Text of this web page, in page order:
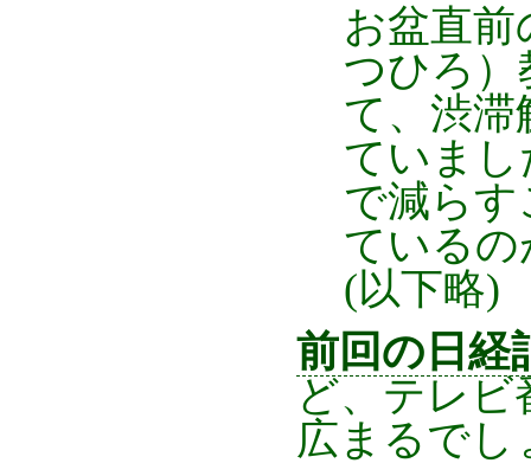
お盆直前
つひろ）
て、渋滞
ていまし
で減ら
ているの
(以下略)
前回の日経
ど、テレ
広まるで